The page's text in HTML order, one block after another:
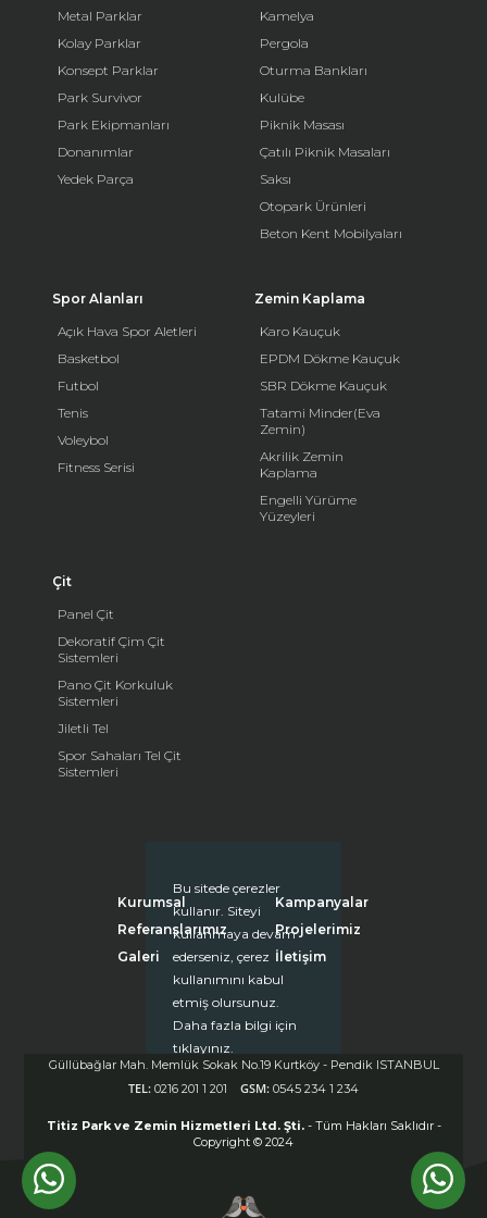
Bu sitede çerezler
kullanır. Siteyi
kullanmaya devam
ederseniz, çerez
kullanımını kabul
etmiş olursunuz.
Daha fazla bilgi için
tıklayınız.
Kapat (X)
Metal Parklar
Kolay Parklar
Konsept Parklar
Park Survivor
Park Ekipmanları
Donanımlar
Yedek Parça
Kamelya
Pergola
Oturma Bankları
Kulübe
Piknik Masası
Çatılı Piknik Masaları
Saksı
Otopark Ürünleri
Beton Kent Mobilyaları
Spor Alanları
Açık Hava Spor Aletleri
Basketbol
Futbol
Tenis
Voleybol
Fitness Serisi
Zemin Kaplama
Karo Kauçuk
EPDM Dökme Kauçuk
SBR Dökme Kauçuk
Tatami Minder(Eva
Zemin)
Akrilik Zemin
Kaplama
Engelli Yürüme
Yüzeyleri
Çit
Panel Çit
Dekoratif Çim Çit
Sistemleri
Pano Çit Korkuluk
Sistemleri
Jiletli Tel
Spor Sahaları Tel Çit
Sistemleri
Kurumsal
Kampanyalar
Referanslarımız
Projelerimiz
Galeri
İletişim
Güllübağlar Mah. Memlük Sokak No.19 Kurtköy - Pendik ISTANBUL
TEL: 0216 201 1 201 GSM: 0545 234 1 234
Titiz Park ve Zemin Hizmetleri Ltd. Şti. - Tüm Hakları Saklıdır -
Copyright © 2024